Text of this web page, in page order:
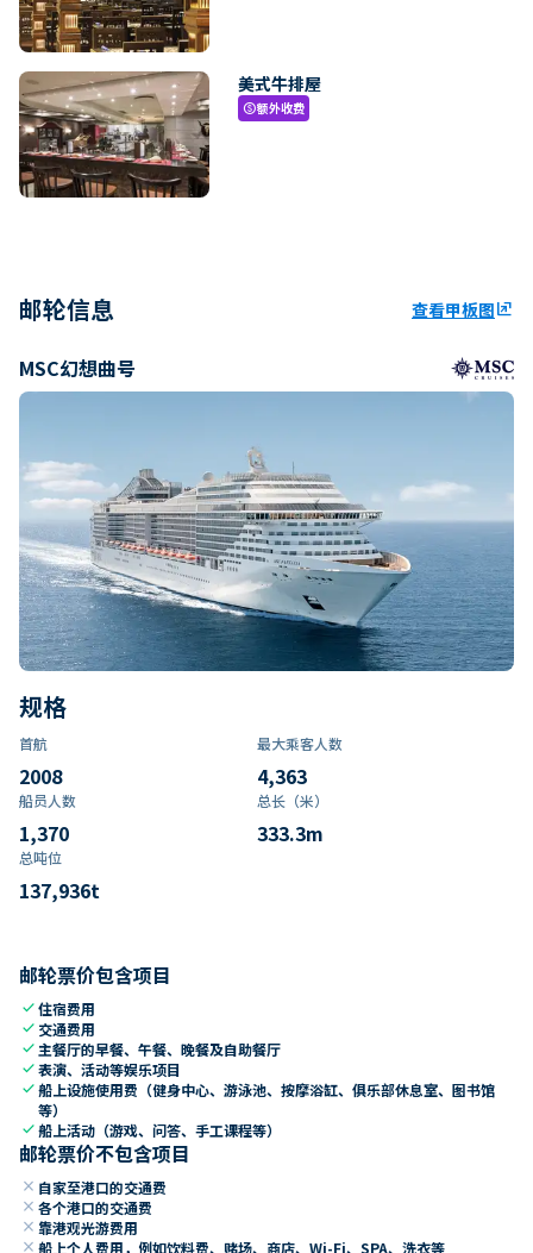
美式牛排屋
paid额外收费
邮轮信息 查看甲板图ungroup
MSC幻想曲号
规格
首航
2008
最大乘客人数
4,363
船员人数
1,370
总长（米）
333.3m
总吨位
137,936t
邮轮票价包含项目
check住宿费用
check 交通费用
check 主餐厅的早餐、午餐、晚餐及自助餐厅
check表演、活动等娱乐项目
check船上设施使用费（健身中心、游泳池、按摩浴缸、俱乐部休息室、图书馆
等）
check船上活动（游戏、问答、手工课程等）
邮轮票价不包含项目
close 自家至港口的交通费
close 各个港口的交通费
close 靠港观光游费用
close 船上个人费用，例如饮料费、赌场、商店、Wi-Fi、SPA、洗衣等